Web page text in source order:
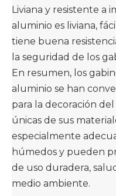
Liviana y resistente a
aluminio es liviana,
tiene buena
la seguridad de los
En resumen, los
aluminio se han
para la decoración
únicas de sus
especialmente
húmedos y pueden
de uso duradera,
medio ambiente.